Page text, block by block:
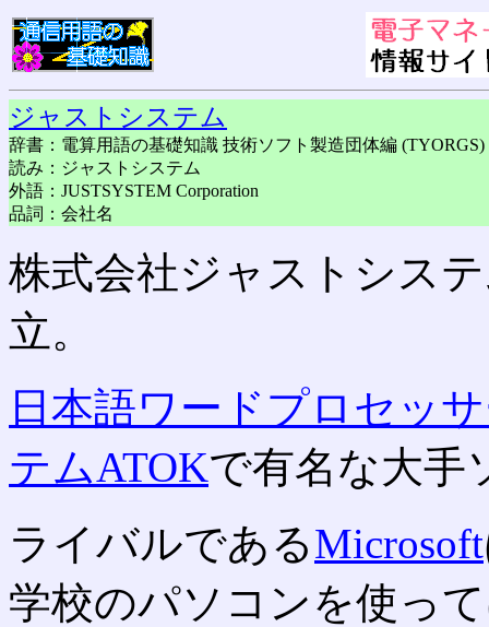
ジャストシステム
辞書：電算用語の基礎知識 技術ソフト製造団体編 (TYORGS)
読み：ジャストシステム
外語：JUSTSYSTEM Corporation
品詞：会社名
株式会社ジャストシス
立。
日本語ワードプロセッ
テムATOKで有名な大手
ライバルであるMicrosoft
学校のパソコンを使っ